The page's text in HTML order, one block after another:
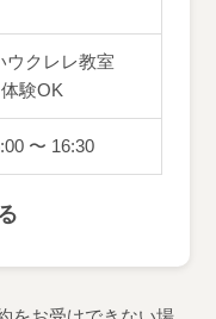
ウクレレ教室
験OK
〜 16:30